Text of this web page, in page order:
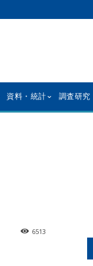
資料・統計 調査研究
6513